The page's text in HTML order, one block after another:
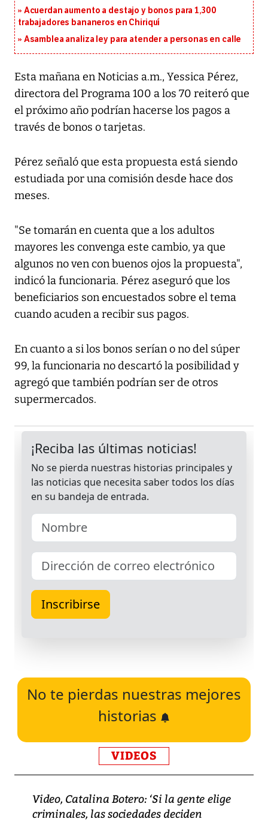
Acuerdan aumento a destajo y bonos para 1,300
trabajadores bananeros en Chiriquí
Asamblea analiza ley para atender a personas en calle
Esta mañana en Noticias a.m., Yessica Pérez,
directora del Programa 100 a los 70 reiteró que
el próximo año podrían hacerse los pagos a
través de bonos o tarjetas.
Pérez señaló que esta propuesta está siendo
estudiada por una comisión desde hace dos
meses.
"Se tomarán en cuenta que a los adultos
mayores les convenga este cambio, ya que
algunos no ven con buenos ojos la propuesta",
indicó la funcionaria. Pérez aseguró que los
beneficiarios son encuestados sobre el tema
cuando acuden a recibir sus pagos.
En cuanto a si los bonos serían o no del súper
99, la funcionaria no descartó la posibilidad y
agregó que también podrían ser de otros
supermercados.
No te pierdas nuestras mejores
historias
VIDEOS
Video, Catalina Botero: ‘Si la gente elige
criminales, las sociedades deciden